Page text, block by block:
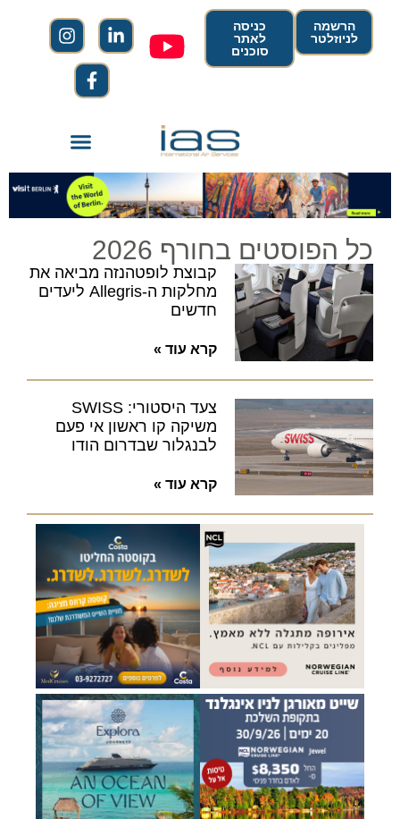
הרשמה
לניוזלטר
כניסה
לאתר
סוכנים
כל הפוסטים בחורף 2026
קבוצת לופטהנזה מביאה את
מחלקות ה-Allegris ליעדים
חדשים
קרא עוד »
צעד היסטורי: SWISS
משיקה קו ראשון אי פעם
לבנגלור שבדרום הודו
קרא עוד »